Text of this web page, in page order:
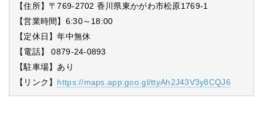
【住所】〒769-2702 香川県東かがわ市松原1769-1
【営業時間】6:30～18:00
【定休日】年中無休
【電話】 0879-24-0893
【駐車場】あり
【リンク】 https://maps.app.goo.gl/ttyAh2J43V3y8CQJ6